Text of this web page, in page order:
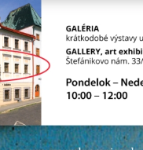
odvolať.
chcete povoliť
nevyhnutné a